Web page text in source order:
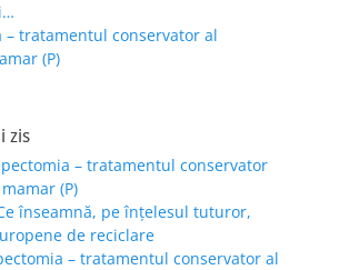
– tratamentul conservator al
(P)
zis
– tratamentul conservator
(P)
înseamnă, pe înțelesul tuturor,
de reciclare
– tratamentul conservator al